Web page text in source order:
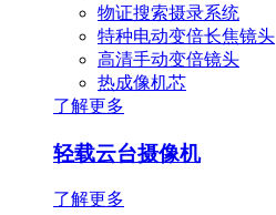
物证搜索摄录系统
特种电动变倍长焦镜头
高清手动变倍镜头
热成像机芯
了解更多
轻载云台摄像机
了解更多